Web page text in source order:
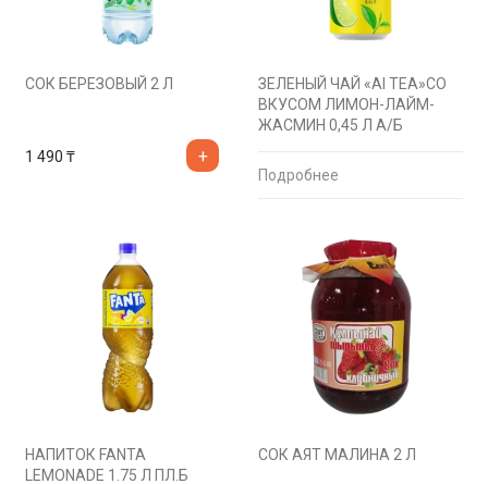
СОК БЕРЕЗОВЫЙ 2 Л
1 490 ₸
ЗЕЛЕНЫЙ ЧАЙ «AI TEA»СО
ВКУСОМ ЛИМОН-ЛАЙМ-
ЖАСМИН 0,45 Л А/Б
Подробнее
НАПИТОК FANTA
LEMONADE 1.75 Л ПЛ.Б
СОК АЯТ МАЛИНА 2 Л